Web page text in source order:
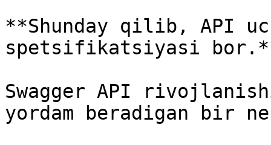
**Shunday qilib, API
spetsifikatsiyasi
Swagger API
yordam beradigan bir